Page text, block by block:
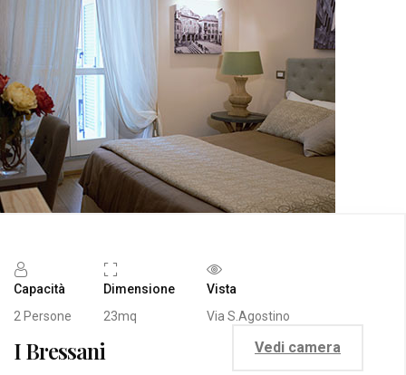
Capacità
2 Persone
Dimensione
23mq
Vista
Via S.Agostino
I Bressani Vedi camera